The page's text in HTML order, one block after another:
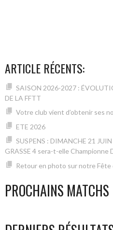
ARTICLE RÉCENTS:
SAISON 2026-2027 :
DE LA FFTT
Votre club vient d’obtenir ses
ETE 2026
SUSPENS : DIMANCHE 21
GRASSE 4 sera-t-elle Championne
Retour en photo sur notre Fête
PROCHAINS MATCHS